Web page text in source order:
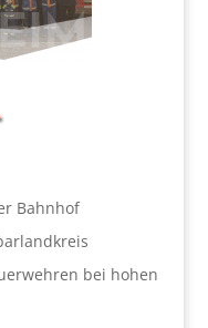
Bahnhof
bei hohen